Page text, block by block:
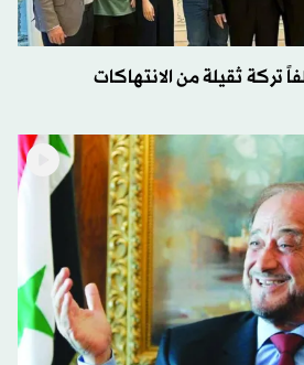
تركة ثقيلة من الانتهاكات